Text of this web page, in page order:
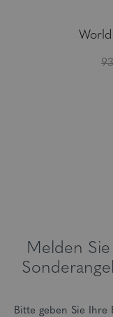
Melden
Bitte geben Sie Ihre